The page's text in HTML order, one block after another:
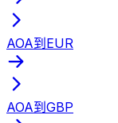
AOA到EUR
AOA到GBP